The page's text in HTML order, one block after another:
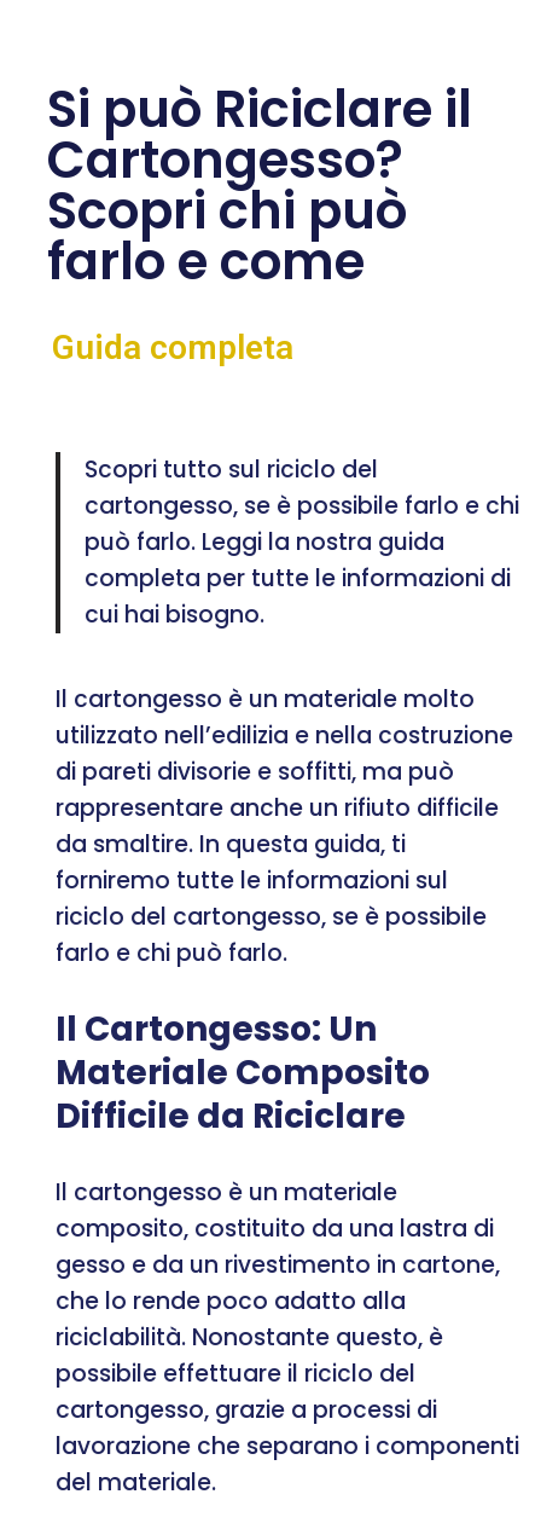
Si può Riciclare il
Cartongesso?
Scopri chi può
farlo e come
Guida completa
Scopri tutto sul riciclo del
cartongesso, se è possibile farlo e chi
può farlo. Leggi la nostra guida
completa per tutte le informazioni di
cui hai bisogno.
Il cartongesso è un materiale molto
utilizzato nell’edilizia e nella costruzione
di pareti divisorie e soffitti, ma può
rappresentare anche un rifiuto difficile
da smaltire. In questa guida, ti
forniremo tutte le informazioni sul
riciclo del cartongesso, se è possibile
farlo e chi può farlo.
Il Cartongesso: Un
Materiale Composito
Difficile da Riciclare
Il cartongesso è un materiale
composito, costituito da una lastra di
gesso e da un rivestimento in cartone,
che lo rende poco adatto alla
riciclabilità. Nonostante questo, è
possibile effettuare il riciclo del
cartongesso, grazie a processi di
lavorazione che separano i componenti
del materiale.